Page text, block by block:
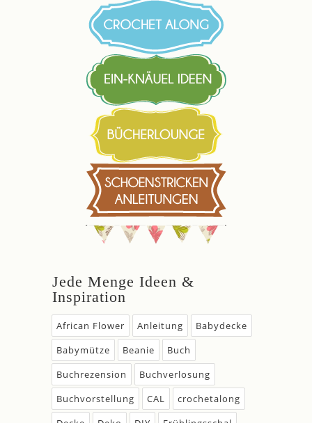
Jede Menge Ideen &
Inspiration
African Flower Anleitung
Babydecke
Babymütze
Beanie
Buch
Buchrezension
Buchverlosung
Buchvorstellung
CAL
crochetalong